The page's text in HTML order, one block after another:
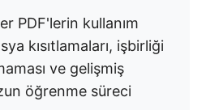
PDF'lerin kullanım
kısıtlamaları, işbirliği
ve gelişmiş
öğrenme süreci